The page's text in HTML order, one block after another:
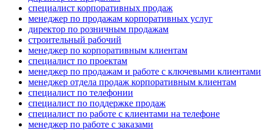
специалист корпоративных продаж
менеджер по продажам корпоративных услуг
директор по розничным продажам
строительный рабочий
менеджер по корпоративным клиентам
специалист по проектам
менеджер по продажам и работе с ключевыми клиентами
менеджер отдела продаж корпоративным клиентам
специалист по телефонии
специалист по поддержке продаж
специалист по работе с клиентами на телефоне
менеджер по работе с заказами